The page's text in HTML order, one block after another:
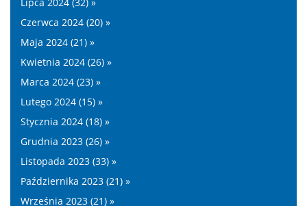
Lipca 2024 (32) »
Czerwca 2024 (20) »
Maja 2024 (21) »
Kwietnia 2024 (26) »
Marca 2024 (23) »
Lutego 2024 (15) »
Stycznia 2024 (18) »
Grudnia 2023 (26) »
Listopada 2023 (33) »
Października 2023 (21) »
Września 2023 (21) »